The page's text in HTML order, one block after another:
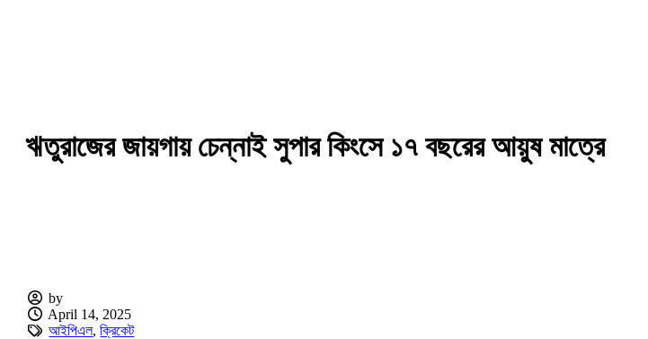
ঋতুরাজের জায়গায় চেন্নাই সুপার কিংসে ১৭ বছরের আয়ুষ মাত্রে
by
April 14, 2025
আইপিএল,ক্রিকেট